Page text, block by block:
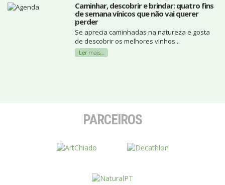
Caminhar, descobrir e brindar: quatro fins
de semana vínicos que não vai querer
perder
Se aprecia caminhadas na natureza e gosta
de descobrir os melhores vinhos...
Ler mais...
PARCEIROS